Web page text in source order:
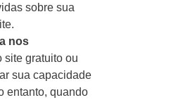
sobre sua
nos
site gratuito ou
sua capacidade
entanto, quando